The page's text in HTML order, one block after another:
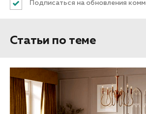
Подписаться на обновления
Статьи по теме